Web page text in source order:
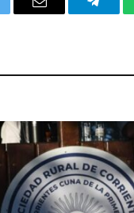
Email